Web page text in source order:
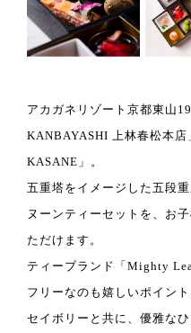
アカガネリゾート京都東山
KANBAYASHI 上林春松本
KASANE 」。
五重塔をイメージした五段
ヌーンティーセットを、お
ただけます。
ティーブランド「Mighty
フリーなのも嬉しいポイン
セイボリーと共に、優雅なひ